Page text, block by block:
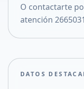
O contactarte
atención
DATOS